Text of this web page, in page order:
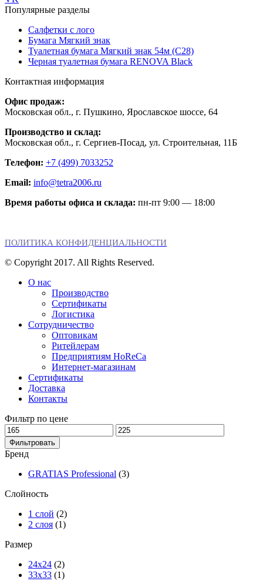
Популярные разделы
Салфетки с лого
Бумага Мягкий знак
Туалетная бумага Мягкий знак 54м (С28)
Черная туалетная бумага RENOVA Black
Контактная информация
Офис продаж:
Московская обл., г. Пушкино, Ярославское шоссе, 64
Производство и склад:
Московская обл., г. Сергиев-Посад, ул. Строительная, 11Б
Телефон: +7 (499) 7033252
Email: info@tetra2006.ru
Время работы офиса и склада: пн-пт 9:00 — 18:00
ПОЛИТИКА КОНФИДЕНЦИАЛЬНОСТИ
© Copyright 2017. All Rights Reserved.
О нас
Производство
Сертификаты
Логистика
Сотрудничество
Оптовикам
Ритейлерам
Предприятиям HoReCa
Интернет-магазинам
Сертификаты
Доставка
Контакты
Фильтр по цене
Фильтровать
Бренд
GRATIAS Professional (3)
Слойность
1 слой (2)
2 слоя (1)
Размер
24х24 (2)
33х33 (1)